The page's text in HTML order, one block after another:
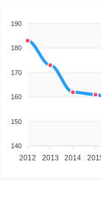
190
180
170
160
150
140
2012 2013 2014